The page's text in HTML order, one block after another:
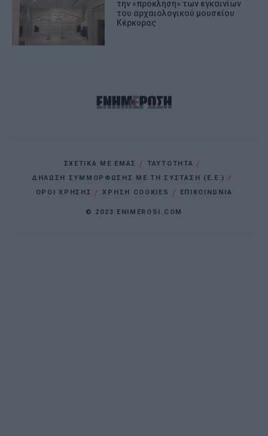
την «πρόκληση» των εγκαινίων
του αρχαιολογικού μουσείου
Κέρκυρας
ΣΧΕΤΙΚΑ ΜΕ ΕΜΑΣ
ΤΑΥΤΟΤΗΤΑ
ΔΗΛΩΣΗ ΣΥΜΜΟΡΦΩΣΗΣ ΜΕ ΤΗ ΣΥΣΤΑΣΗ (Ε.Ε.)
ΌΡΟΙ ΧΡΗΣΗΣ
ΧΡΗΣΗ COOKIES ΕΠΙΚΟΙΝΩΝΙΑ
© 2023 ENIMEROSI.COM